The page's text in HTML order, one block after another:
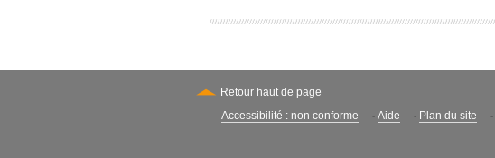
Retour haut de page
Secondary
Accessibilité : non conforme - Aide - Plan du site -